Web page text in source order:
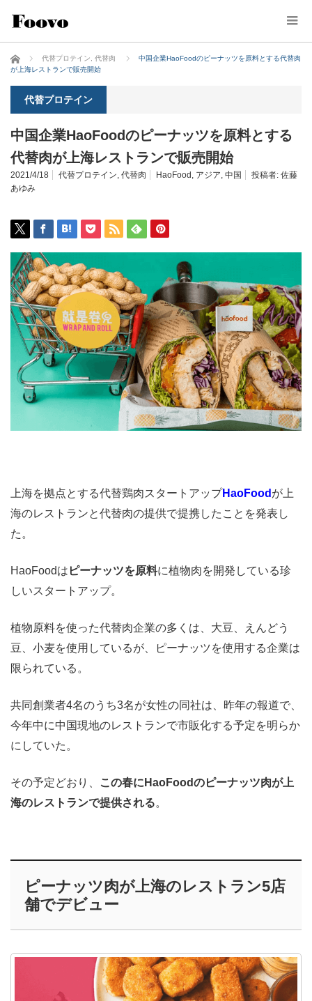
ホーム 代替プロテイン 代替肉
中国企業HaoFoodのピーナッツを原料とする代替肉
が上海レストランで販売開始
代替プロテイン
中国企業HaoFoodのピーナッツを原料とする
代替肉が上海レストランで販売開始
2021/4/18 代替プロテイン, 代替肉 HaoFood , アジア, 中国 投稿者: 佐藤
あゆみ
上海を拠点とする代替鶏肉スタートアップHaoFood が上
海のレストランと代替肉の提供で提携したことを発表し
た。
HaoFoodは ピーナッツを原料に植物肉を開発している珍
しいスタートアップ。
植物原料を使った代替肉企業の多くは、大豆、えんどう
豆、小麦を使用しているが、ピーナッツを使用する企業は
限られている。
共同創業者4名のうち3名が女性の同社は、昨年の報道で、
今年中に中国現地のレストランで市販化する予定を明らか
にしていた。
その予定どおり、
この春にHaoFoodのピーナッツ肉が上
海のレストランで提供される。
ピーナッツ肉が上海のレストラン5店
舗でデビュー